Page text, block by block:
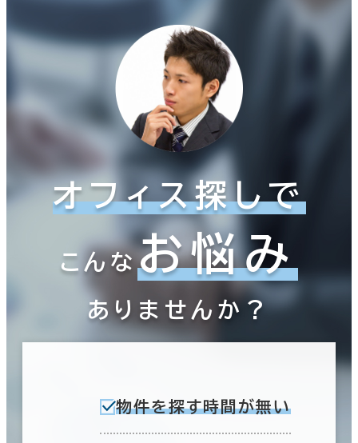
オフィス探しで
こんなお悩み
ありませんか？
物件を探す時間が無い